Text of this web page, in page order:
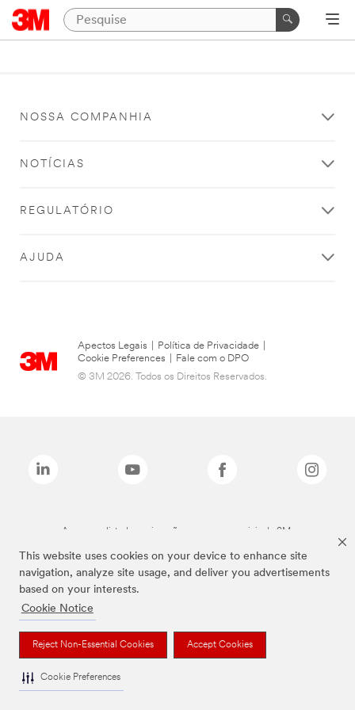
This website uses cookies on your device to enhance site
navigation, analyze site usage, and deliver you advertisements
based on your interests.
Cookie Notice
Reject Non-Essential Cookies Accept Cookies
Cookie Preferences
NOSSA COMPANHIA
NOTÍCIAS
REGULATÓRIO
AJUDA
Apectos Legais Política de Privacidade
Cookie Preferences
Fale com o DPO
© 3M 2026. Todos os Direitos Reservados.
As marcas listadas a cima são marcas comerciais da 3M.